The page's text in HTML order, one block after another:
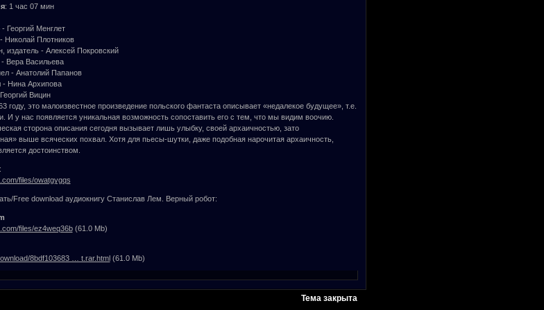
: 1 час 07 мин
Георгий Менглет
Николай Плотников
издатель - Алексей Покровский
- Вера Васильева
- Анатолий Папанов
- Нина Архипова
Вицин
году, это малоизвестное произведение польского фантаста описывает «недалекое будущее», т.е.
И у нас появляется уникальная возможность сопоставить его с тем, что мы видим воочию.
сторона описания сегодня вызывает лишь улыбку, своей архаичностью, зато
выше всяческих похвал. Хотя для пьесы-шутки, даже подобная нарочитая архаичность,
достоинством.
files/owatgygqs
Free download аудиокнигу Станислав Лем. Верный робот:
files/ez4weq36b(61.0 Mb)
8bdf103683 … t.rar.html(61.0 Mb)
Тема закрыта